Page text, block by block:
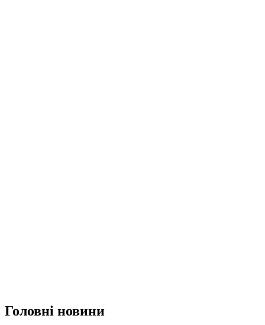
Головні новини